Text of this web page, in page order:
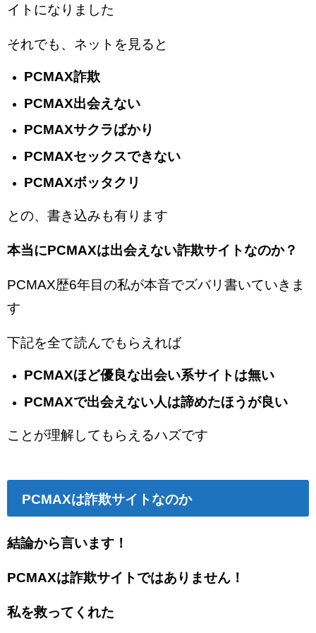
イトになりました
それでも、ネットを見ると
PCMAX詐欺
PCMAX出会えない
PCMAXサクラばかり
PCMAXセックスできない
PCMAXボッタクリ
との、書き込みも有ります
本当にPCMAXは出会えない詐欺サイトなのか？
PCMAX歴6年目の私が本音でズバリ書いていきま
す
下記を全て読んでもらえれば
PCMAXほど優良な出会い系サイトは無い
PCMAXで出会えない人は諦めたほうが良い
ことが理解してもらえるハズです
PCMAXは詐欺サイトなのか
結論から言います！
PCMAXは詐欺サイトではありません！
私を救ってくれた